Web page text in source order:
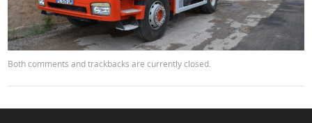
Both comments and trackbacks are currently closed.